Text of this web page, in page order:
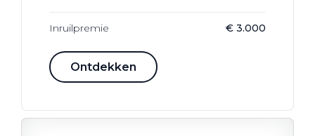
Inruilpremie € 3.000
Ontdekken